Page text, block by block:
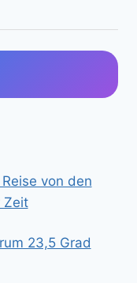
von den
Zeit
23,5 Grad